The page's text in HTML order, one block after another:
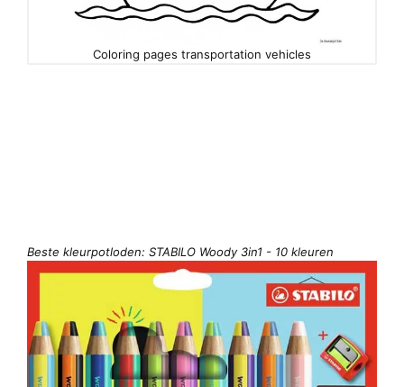
Coloring pages transportation vehicles
Beste kleurpotloden: STABILO Woody 3in1 - 10 kleuren